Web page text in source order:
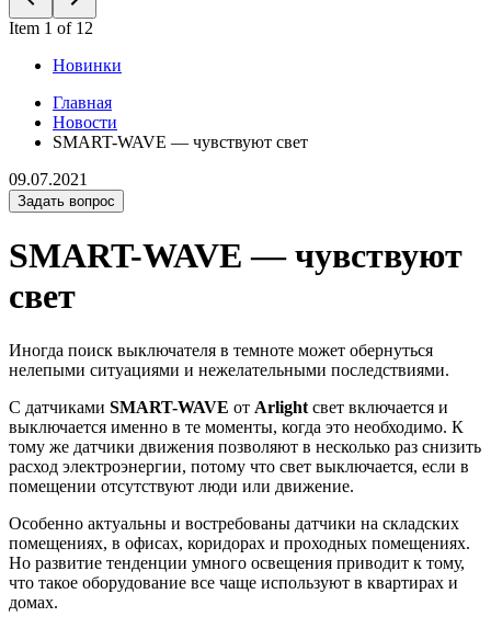
Item 1 of 12
Новинки
Главная
Новости
SMART-WAVE — чувствуют свет
09.07.2021
Задать вопрос
SMART-WAVE — чувствуют
свет
Иногда поиск выключателя в темноте может обернуться
нелепыми ситуациями и нежелательными последствиями.
С датчиками SMART-WAVE от Arlight свет включается и
выключается именно в те моменты, когда это необходимо. К
тому же датчики движения позволяют в несколько раз снизить
расход электроэнергии, потому что свет выключается, если в
помещении отсутствуют люди или движение.
Особенно актуальны и востребованы датчики на складских
помещениях, в офисах, коридорах и проходных помещениях.
Но развитие тенденции умного освещения приводит к тому,
что такое оборудование все чаще используют в квартирах и
домах.